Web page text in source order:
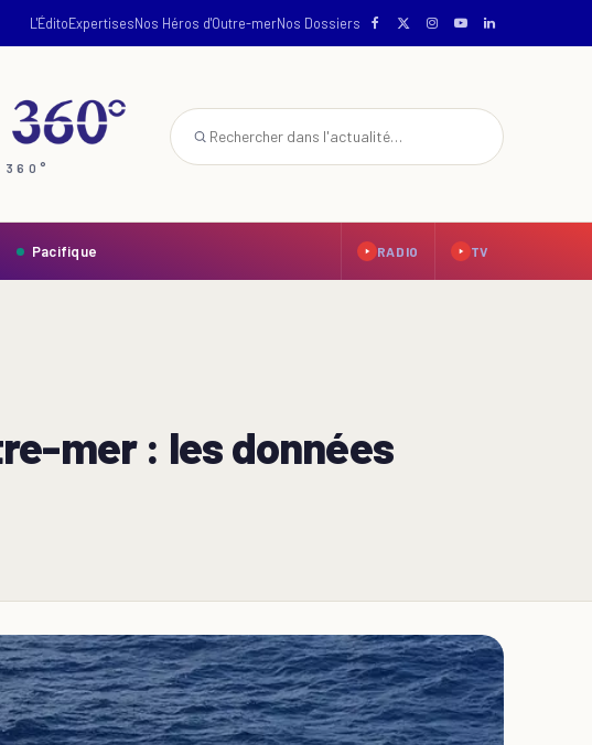
L'ÉditoExpertisesNos Héros d'Outre-merNos Dossiers
360°
Pacifique RADIO TV
mer : les données